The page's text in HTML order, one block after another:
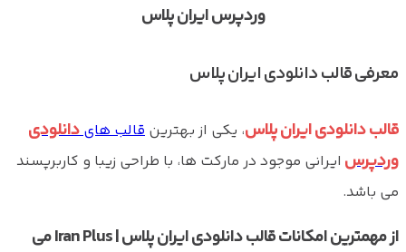
وردپرس ایران پلاس
معرفی قالب دانلودی ایران پلاس
قالب دانلودی ایران پلاس، یکی از بهترین قالب هایدانلودی
وردپرس ایرانی موجود در مارکت ها، با طراحی زیبا و کاربرپسند
می باشد.
از مهمترین امکانات قالب دانلودی ایران پلاس | Iran Plus می